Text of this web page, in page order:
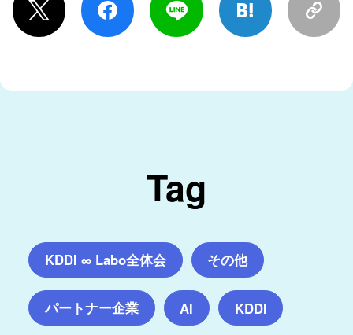
Tag
KDDI ∞ Labo全体会 その他
パートナー企業 AI KDDI